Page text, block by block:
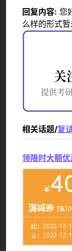
回复内容: 您
么样的形式暂
相关话题/复
领限时大额